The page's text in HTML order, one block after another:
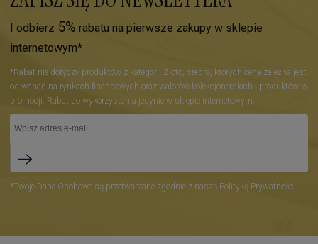
I odbierz 5% rabatu na pierwsze zakupy w sklepie
internetowym*
*Rabat nie dotyczy produktów z kategorii Złoto, srebro, których cena zależna jest
od wahań na rynkach finansowych oraz walorów kolekcjonerskich i produktów w
promocji. Rabat do wykorzystania jedynie w sklepie internetowym.
*Twoje Dane Osobowe są przetwarzane zgodnie z naszą Polityką Prywatności.